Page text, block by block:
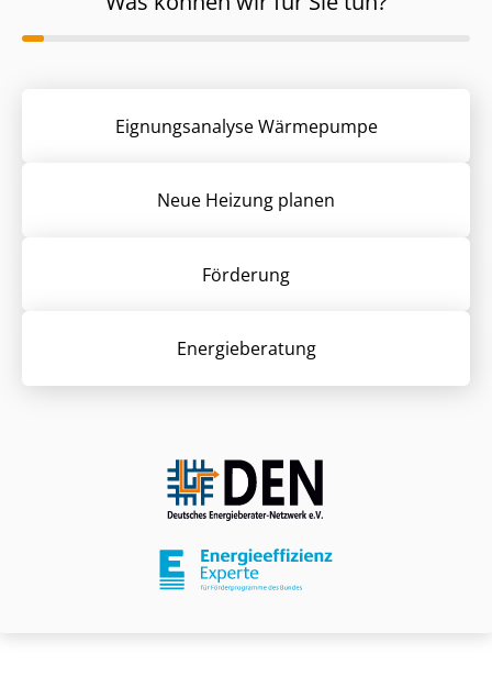
Eignungsanalyse Wärmepumpe
Neue Heizung planen
Förderung
Energieberatung